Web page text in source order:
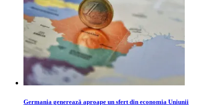
Germania generează aproape un sfert din economia Uniunii